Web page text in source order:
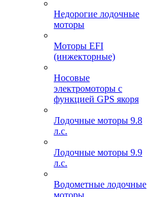
Недорогие лодочные
моторы
Моторы EFI
(инжекторные)
Носовые
электромоторы с
функцией GPS якоря
Лодочные моторы 9.8
л.с.
Лодочные моторы 9.9
л.с.
Водометные лодочные
моторы